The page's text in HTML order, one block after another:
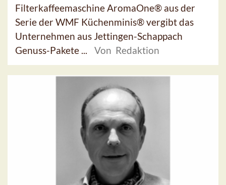
Filterkaffeemaschine AromaOne® aus der
Serie der WMF Küchenminis® vergibt das
Unternehmen aus Jettingen-Schappach
Genuss-Pakete ...
Von Redaktion